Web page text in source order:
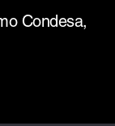
Condesa,